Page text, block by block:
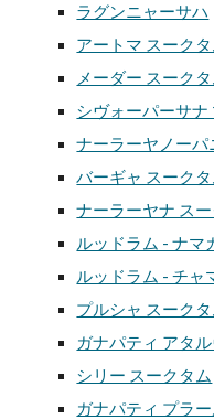
ラグンニャーサハ
アートマ スークタ
メーダー スークタ
シヴォーパーサナ
ナーラーヤノーパ
バーギャ スークタ
ナーラーヤナ ス
ルッドラム - ナマ
ルッドラム - チャ
プルシャ スークタ
ガナパティ アタ
シリー スークタム
ガナパティ プラ